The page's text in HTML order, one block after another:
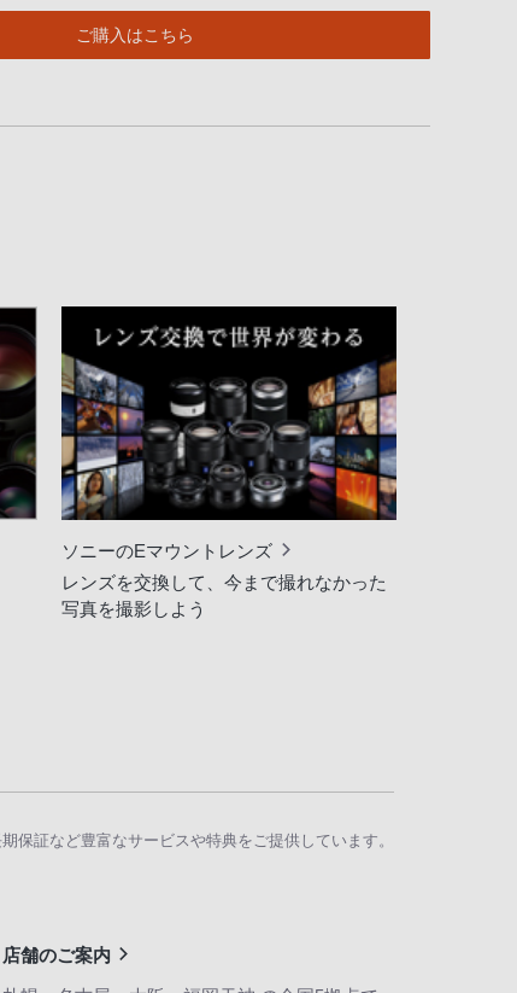
ご購入はこちら
ソニーのEマウントレンズ
レンズを交換して、今まで撮れなかった
写真を撮影しよう
保証など豊富なサービスや特典をご提供しています。
店舗のご案内